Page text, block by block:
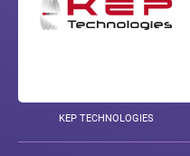
KEP TECHNOLOGIES